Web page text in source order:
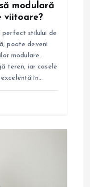
modulară
viitoare?
perfect stilului de
poate deveni
modulare.
teren, iar casele
în…